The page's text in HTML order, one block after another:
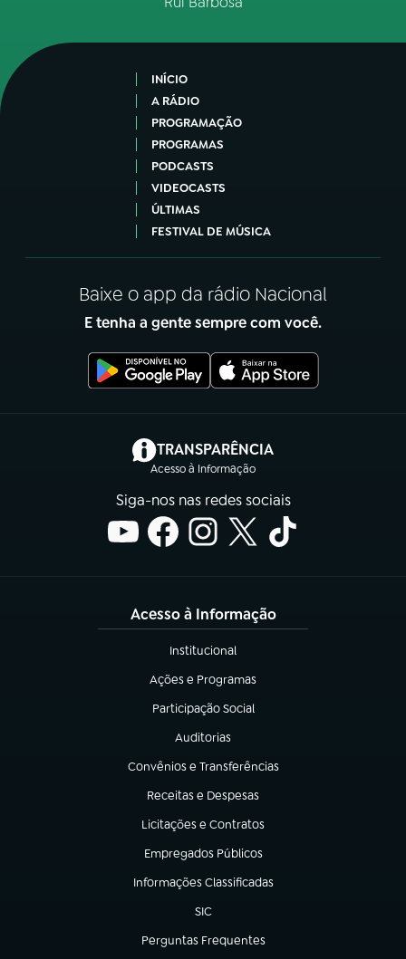
INÍCIO
A RÁDIO
PROGRAMAÇÃO
PROGRAMAS
PODCASTS
VIDEOCASTS
ÚLTIMAS
FESTIVAL DE MÚSICA
Baixe o app da rádio Nacional
E tenha a gente sempre com você.
TRANSPARÊNCIA
Acesso à Informação
(abre em nova aba)
Siga-nos nas redes sociais
Acesso à Informação
Institucional
(abre em nova aba)
Ações e Programas
(abre em nova aba)
Participação Social
(abre em nova aba)
Auditorias
(abre em nova aba)
Convênios e Transferências
(abre em nova aba)
Receitas e Despesas
(abre em nova aba)
Licitações e Contratos
(abre em nova aba)
Empregados Públicos
(abre em nova aba)
Informações Classificadas
(abre em nova aba)
SIC
(abre em nova aba)
Perguntas Frequentes
(abre em nova aba)